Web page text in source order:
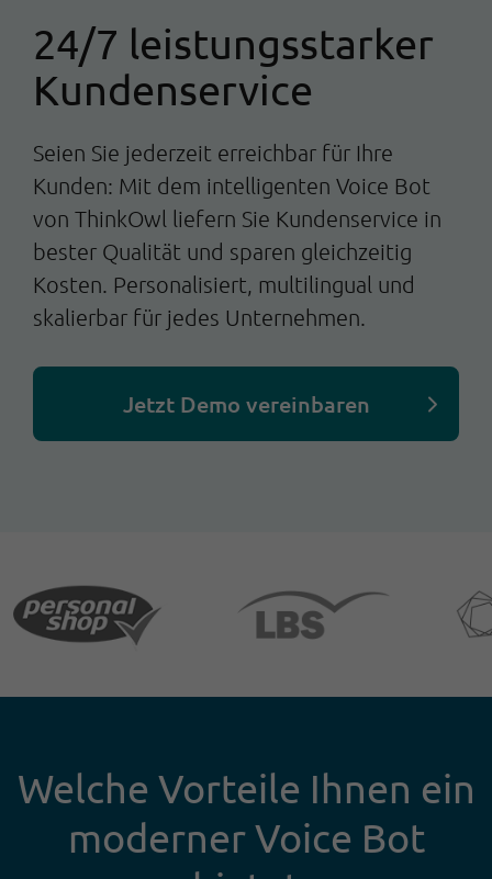
24/7 leistungsstarker
Kundenservice
Seien Sie jederzeit erreichbar für Ihre
Kunden: Mit dem intelligenten Voice Bot
von ThinkOwl liefern Sie Kundenservice in
bester Qualität und sparen gleichzeitig
Kosten. Personalisiert, multilingual und
skalierbar für jedes Unternehmen.
Jetzt Demo vereinbaren
Welche Vorteile Ihnen ein
moderner Voice Bot